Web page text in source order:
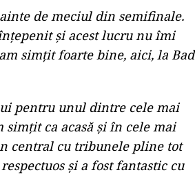
de meciul din semifinale.
şi acest lucru nu îmi
simţit foarte bine, aici, la Bad
pentru unul dintre cele mai
simţit ca acasă şi în cele mai
central cu tribunele pline tot
şi a fost fantastic cu